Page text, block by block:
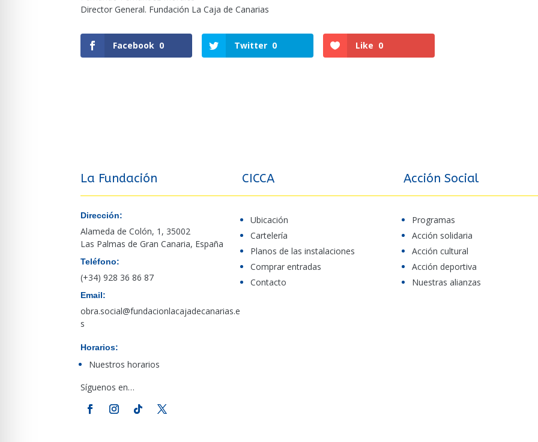
Director General. Fundación La Caja de Canarias
Facebook 0 Twitter 0 Like 0
La Fundación
Dirección:
Alameda de Colón, 1, 35002
Las Palmas de Gran Canaria, España
Teléfono:
(+34) 928 36 86 87
Email:
obra.social@fundacionlacajadecanarias.e
s
Horarios:
Nuestros horarios
Síguenos en…
CICCA
Ubicación
Cartelería
Planos de las instalaciones
Comprar entradas
Contacto
Acción Social
Programas
Acción solidaria
Acción cultural
Acción deportiva
Nuestras alianzas